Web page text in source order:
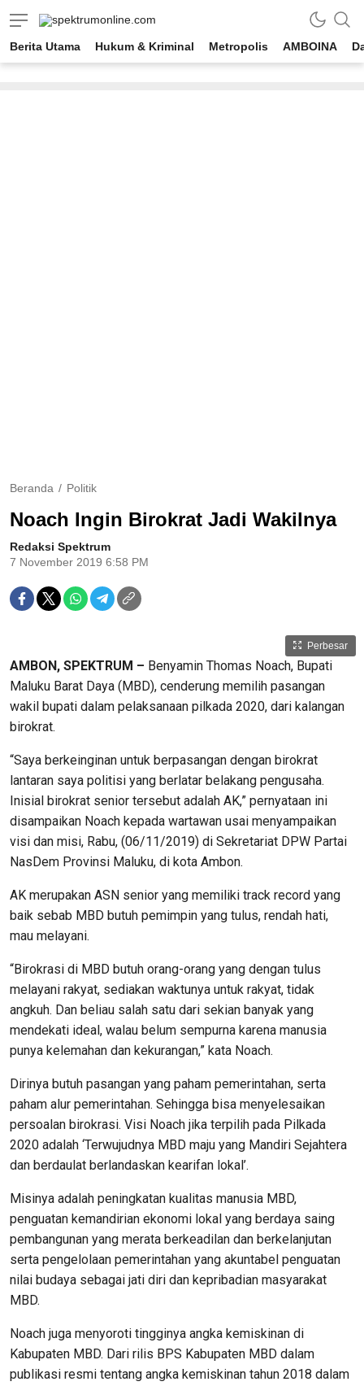
spektrumonline.com
Berita Utama Hukum & Kriminal Metropolis AMBOINA
Beranda Politik
Noach Ingin Birokrat Jadi Wakilnya
Redaksi Spektrum
7 November 2019 6:58 PM
Perbesar
AMBON, SPEKTRUM – Benyamin Thomas Noach, Bupati
Maluku Barat Daya (MBD), cenderung memilih pasangan
wakil bupati dalam pelaksanaan pilkada 2020, dari kalangan
birokrat.
“Saya berkeinginan untuk berpasangan dengan birokrat
lantaran saya politisi yang berlatar belakang pengusaha.
Inisial birokrat senior tersebut adalah AK,” pernyataan ini
disampaikan Noach kepada wartawan usai menyampaikan
visi dan misi, Rabu, (06/11/2019) di Sekretariat DPW Partai
NasDem Provinsi Maluku, di kota Ambon.
AK merupakan ASN senior yang memiliki track record yang
baik sebab MBD butuh pemimpin yang tulus, rendah hati,
mau melayani.
“Birokrasi di MBD butuh orang-orang yang dengan tulus
melayani rakyat, sediakan waktunya untuk rakyat, tidak
angkuh. Dan beliau salah satu dari sekian banyak yang
mendekati ideal, walau belum sempurna karena manusia
punya kelemahan dan kekurangan,” kata Noach.
Dirinya butuh pasangan yang paham pemerintahan, serta
paham alur pemerintahan. Sehingga bisa menyelesaikan
persoalan birokrasi. Visi Noach jika terpilih pada Pilkada
2020 adalah ‘Terwujudnya MBD maju yang Mandiri Sejahtera
dan berdaulat berlandaskan kearifan lokal’.
Misinya adalah peningkatan kualitas manusia MBD,
penguatan kemandirian ekonomi lokal yang berdaya saing
pembangunan yang merata berkeadilan dan berkelanjutan
serta pengelolaan pemerintahan yang akuntabel penguatan
nilai budaya sebagai jati diri dan kepribadian masyarakat
MBD.
Noach juga menyoroti tingginya angka kemiskinan di
Kabupaten MBD. Dari rilis BPS Kabupaten MBD dalam
publikasi resmi tentang angka kemiskinan tahun 2018 dalam